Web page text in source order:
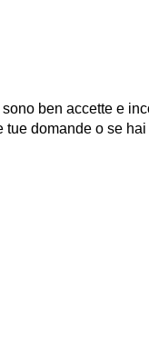
ben accette e
domande o se